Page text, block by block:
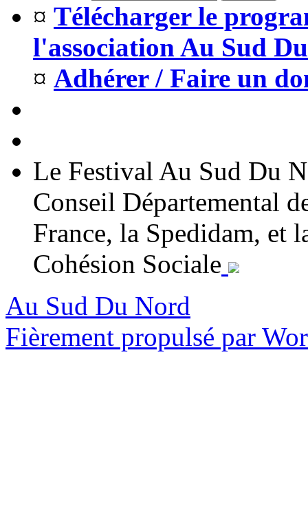
¤ Télécharger le
l'association Au Sud
¤ Adhérer / Faire un
Le Festival Au Sud Du
Conseil Départemental
France, la Spedidam, et
Cohésion Sociale
Au Sud Du Nord
Fièrement propulsé par